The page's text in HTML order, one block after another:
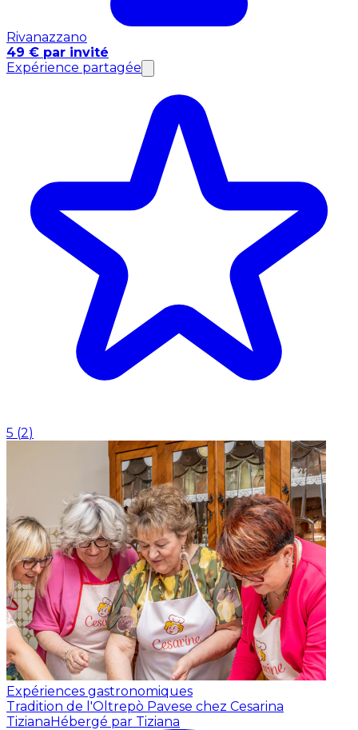
Rivanazzano
49 € par invité
Expérience partagée
5 (2)
Expériences gastronomiques
Tradition de l'Oltrepò Pavese chez Cesarina
TizianaHébergé par Tiziana